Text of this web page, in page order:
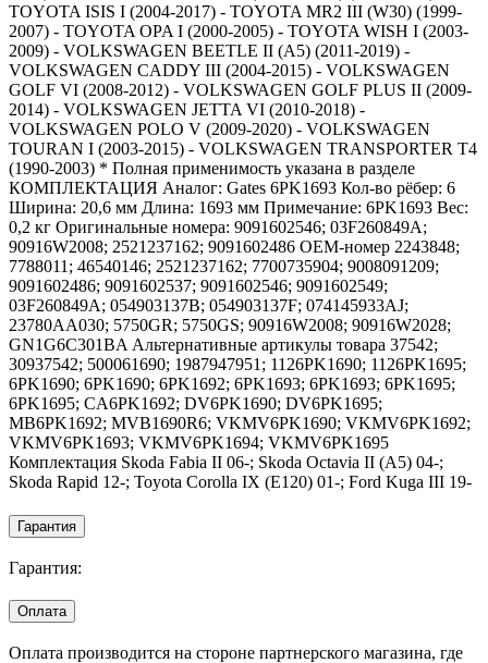
TOYOTA ISIS I (2004-2017) - TOYOTA MR2 III (W30) (1999-
2007) - TOYOTA OPA I (2000-2005) - TOYOTA WISH I (2003-
2009) - VOLKSWAGEN BEETLE II (A5) (2011-2019) -
VOLKSWAGEN CADDY III (2004-2015) - VOLKSWAGEN
GOLF VI (2008-2012) - VOLKSWAGEN GOLF PLUS II (2009-
2014) - VOLKSWAGEN JETTA VI (2010-2018) -
VOLKSWAGEN POLO V (2009-2020) - VOLKSWAGEN
TOURAN I (2003-2015) - VOLKSWAGEN TRANSPORTER T4
(1990-2003) * Полная применимость указана в разделе
КОМПЛЕКТАЦИЯ Аналог: Gates 6PK1693 Кол-во рёбер: 6
Ширина: 20,6 мм Длина: 1693 мм Примечание: 6PK1693 Вес:
0,2 кг Оригинальные номера: 9091602546; 03F260849A;
90916W2008; 2521237162; 9091602486 OEM-номер 2243848;
7788011; 46540146; 2521237162; 7700735904; 9008091209;
9091602486; 9091602537; 9091602546; 9091602549;
03F260849A; 054903137B; 054903137F; 074145933AJ;
23780AA030; 5750GR; 5750GS; 90916W2008; 90916W2028;
GN1G6C301BA Альтернативные артикулы товара 37542;
30937542; 500061690; 1987947951; 1126PK1690; 1126PK1695;
6PK1690; 6PK1690; 6PK1692; 6PK1693; 6PK1693; 6PK1695;
6PK1695; CA6PK1692; DV6PK1690; DV6PK1695;
MB6PK1692; MVB1690R6; VKMV6PK1690; VKMV6PK1692;
VKMV6PK1693; VKMV6PK1694; VKMV6PK1695
Комплектация Skoda Fabia II 06-; Skoda Octavia II (A5) 04-;
Skoda Rapid 12-; Toyota Corolla IX (E120) 01-; Ford Kuga III 19-
Гарантия
Гарантия:
Оплата
Оплата производится на стороне партнерского магазина, где